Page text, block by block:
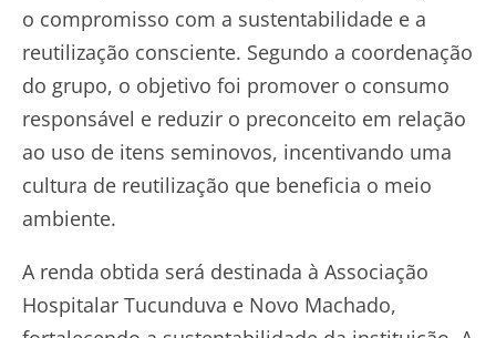
o compromisso com a sustentabilidade e a
reutilização consciente. Segundo a coordenação
do grupo, o objetivo foi promover o consumo
responsável e reduzir o preconceito em relação
ao uso de itens seminovos, incentivando uma
cultura de reutilização que beneficia o meio
ambiente.
A renda obtida será destinada à Associação
Hospitalar Tucunduva e Novo Machado,